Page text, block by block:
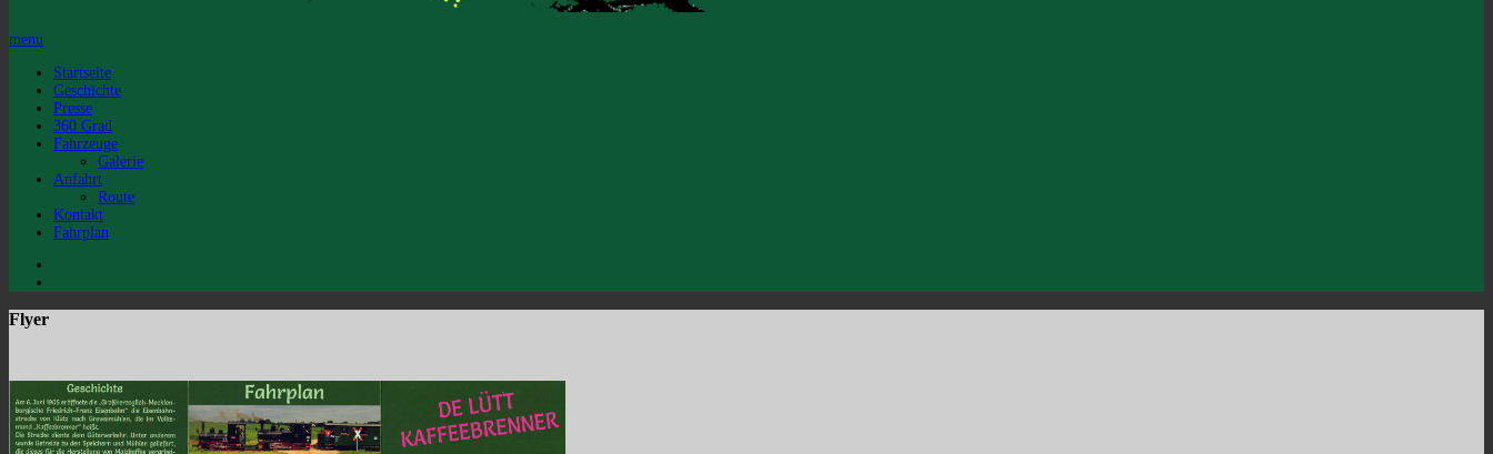
menu
Startseite
Geschichte
Presse
360 Grad
Fahrzeuge
Galerie
Anfahrt
Route
Kontakt
Fahrplan
Flyer